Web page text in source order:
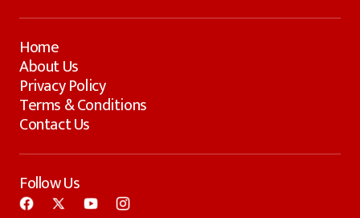
Home
About Us
Privacy Policy
Terms & Conditions
Contact Us
Follow Us